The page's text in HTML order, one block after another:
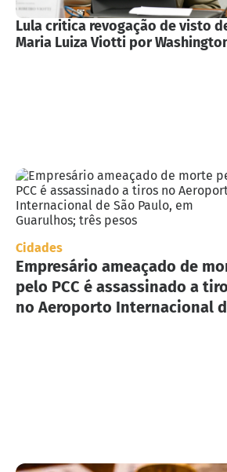
Lula critica revogação de visto
Maria Luiza Viotti por
Cidades
Empresário ameaçado de
pelo PCC é assassinado a
no Aeroporto Internacional